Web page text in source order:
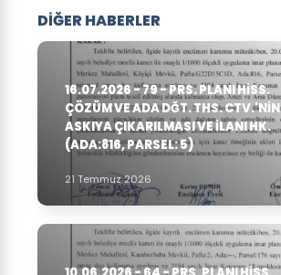
DİĞER HABERLER
16.07.2026 - 79 - PRS. PLANI HISS.
ÇÖZÜM VE ADA DĞT. THS. CTV.'NIN
ASKIYA ÇIKARILMASI VE ILANI HK.
(ADA:816, PARSEL: 5)
21 Temmuz 2026